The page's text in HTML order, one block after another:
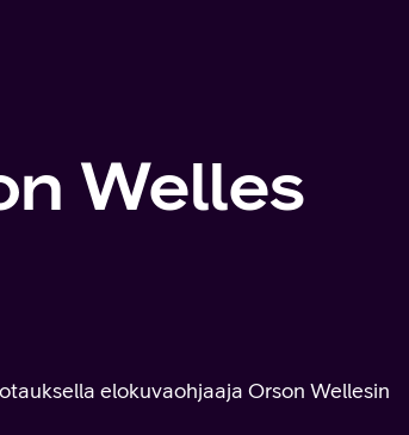
Welles
elokuvaohjaaja Orson Wellesin